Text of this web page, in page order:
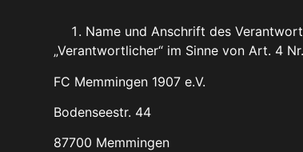
Name und Anschrift des
„Verantwortlicher“ im Sinne von Art. 4
FC Memmingen 1907 e.V.
Bodenseestr. 44
87700 Memmingen